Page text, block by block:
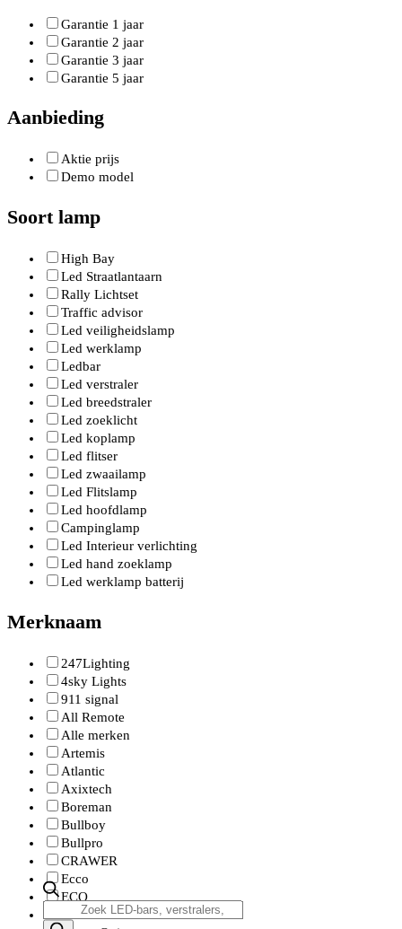
Producten
zoeken
Garantie 1 jaar
Garantie 2 jaar
Garantie 3 jaar
Garantie 5 jaar
Aanbieding
Aktie prijs
Demo model
Soort lamp
High Bay
Led Straatlantaarn
Rally Lichtset
Traffic advisor
Led veiligheidslamp
Led werklamp
Ledbar
Led verstraler
Led breedstraler
Led zoeklicht
Led koplamp
Led flitser
Led zwaailamp
Led Flitslamp
Led hoofdlamp
Campinglamp
Led Interieur verlichting
Led hand zoeklamp
Led werklamp batterij
Merknaam
247Lighting
4sky Lights
911 signal
All Remote
Alle merken
Artemis
Atlantic
Axixtech
Boreman
Bullboy
Bullpro
CRAWER
Ecco
ECO
Ecoline